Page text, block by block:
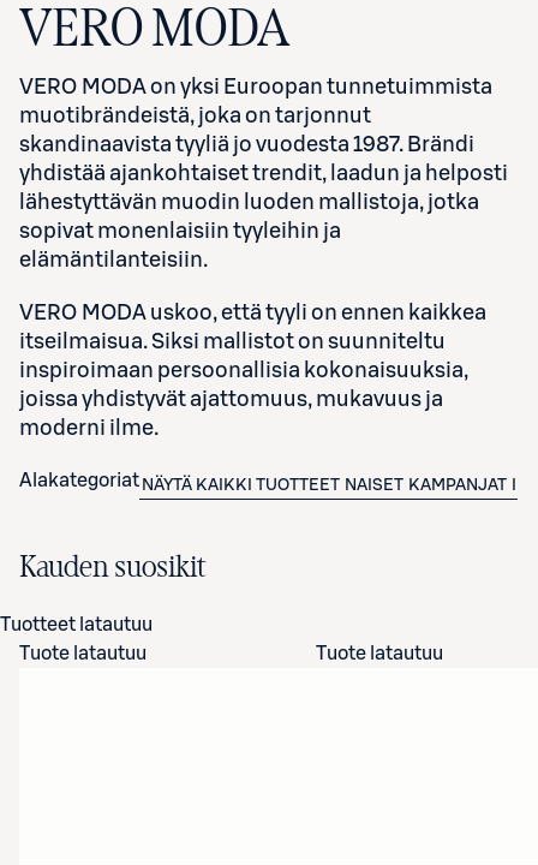
VERO MODA
VERO MODA on yksi Euroopan tunnetuimmista
muotibrändeistä, joka on tarjonnut
skandinaavista tyyliä jo vuodesta 1987. Brändi
yhdistää ajankohtaiset trendit, laadun ja helposti
lähestyttävän muodin luoden mallistoja, jotka
sopivat monenlaisiin tyyleihin ja
elämäntilanteisiin.
VERO MODA uskoo, että tyyli on ennen kaikkea
itseilmaisua. Siksi mallistot on suunniteltu
inspiroimaan persoonallisia kokonaisuuksia,
joissa yhdistyvät ajattomuus, mukavuus ja
moderni ilme.
Alakategoriat NÄYTÄ KAIKKI TUOTTEET NAISET KAMPANJAT
Kauden suosikit
Tuotteet latautuu
Tuote latautuu
Tuote latautuu